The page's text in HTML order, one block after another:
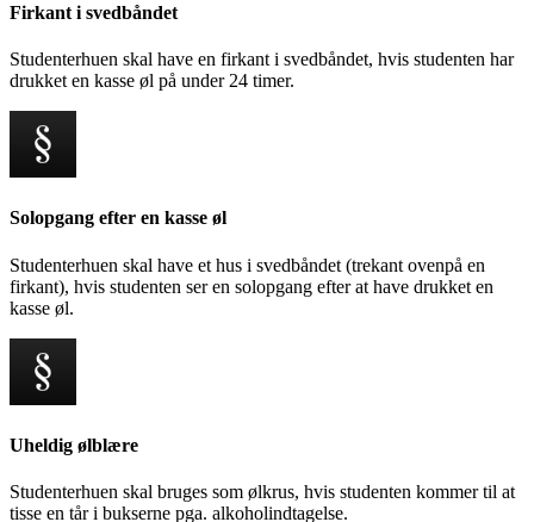
Firkant i svedbåndet
Studenterhuen skal have en firkant i svedbåndet, hvis studenten har
drukket en kasse øl på under 24 timer.
Solopgang efter en kasse øl
Studenterhuen skal have et hus i svedbåndet (trekant ovenpå en
firkant), hvis studenten ser en solopgang efter at have drukket en
kasse øl.
Uheldig ølblære
Studenterhuen skal bruges som ølkrus, hvis studenten kommer til at
tisse en tår i bukserne pga. alkoholindtagelse.